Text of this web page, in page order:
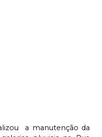
a manutenção da